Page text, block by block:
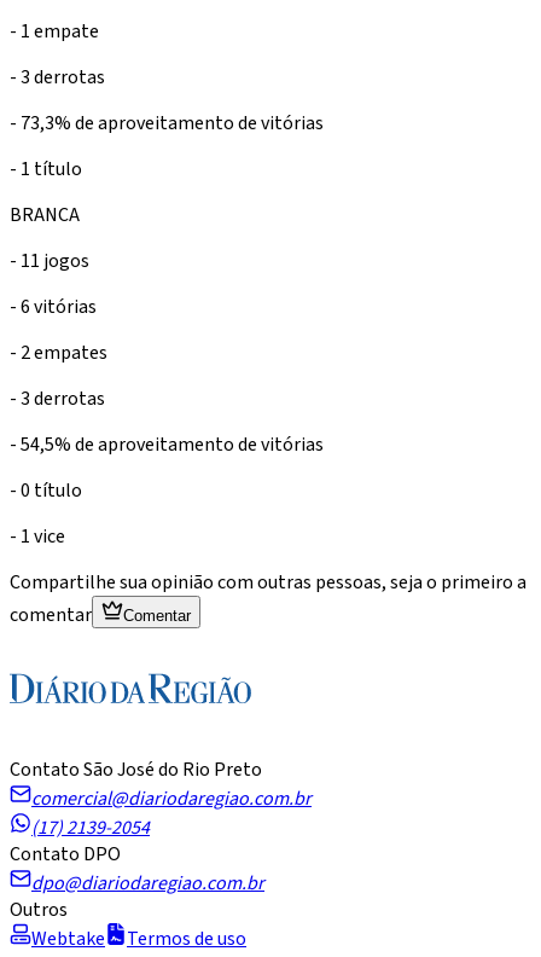
- 1 empate
- 3 derrotas
- 73,3% de aproveitamento de vitórias
- 1 título
BRANCA
- 11 jogos
- 6 vitórias
- 2 empates
- 3 derrotas
- 54,5% de aproveitamento de vitórias
- 0 título
- 1 vice
Compartilhe sua opinião com outras pessoas, seja o primeiro a
comentar
Comentar
Contato São José do Rio Preto
comercial@diariodaregiao.com.br
(17) 2139-2054
Contato DPO
dpo@diariodaregiao.com.br
Outros
Webtake
Termos de uso